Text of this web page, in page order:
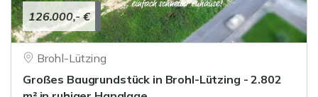
126.000,- €
Brohl-Lützing
Großes Baugrundstück in Brohl-Lützing - 2.802